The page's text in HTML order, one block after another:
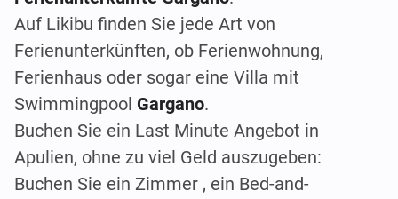
Auf Likibu finden Sie jede Art von
Ferienunterkünften, ob Ferienwohnung,
Ferienhaus oder sogar eine Villa mit
Swimmingpool Gargano.
Buchen Sie ein Last Minute Angebot in
Apulien, ohne zu viel Geld auszugeben:
Buchen Sie ein Zimmer , ein Bed-and-